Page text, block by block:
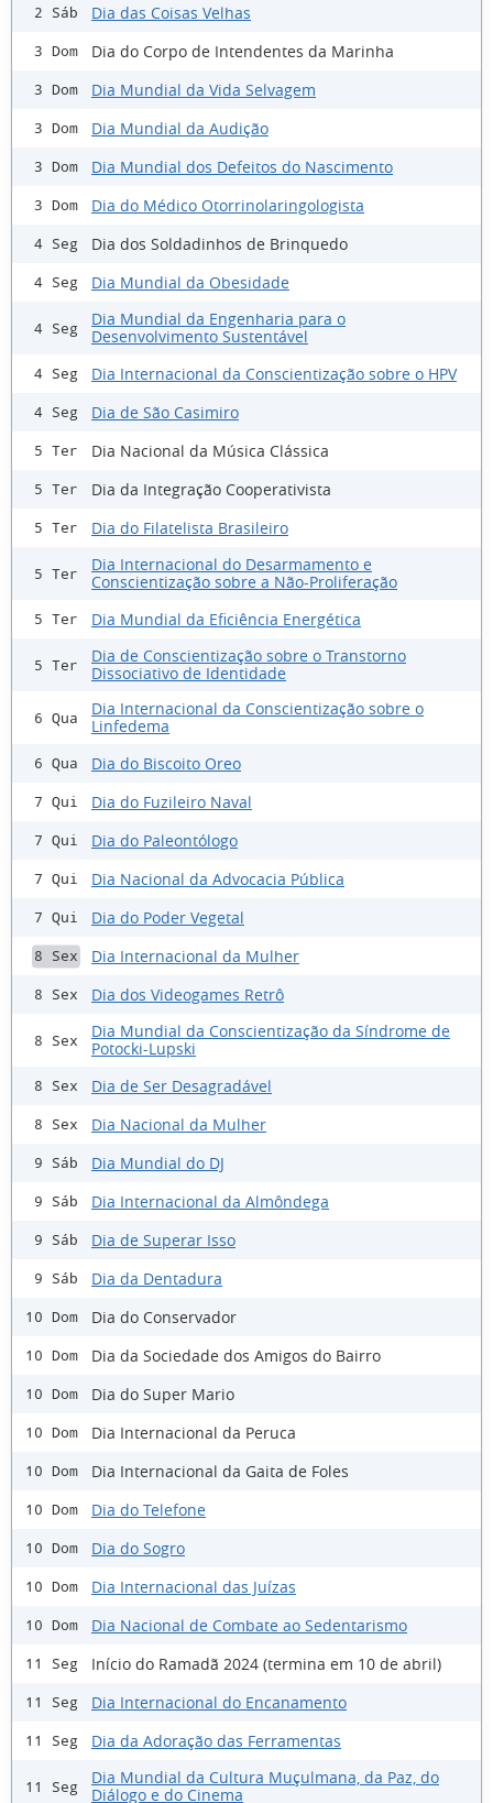
2 Sáb Dia das Coisas Velhas
3 Dom Dia do Corpo de Intendentes da Marinha
3 Dom Dia Mundial da Vida Selvagem
3 Dom Dia Mundial da Audição
3 Dom Dia Mundial dos Defeitos do Nascimento
3 Dom Dia do Médico Otorrinolaringologista
4 Seg Dia dos Soldadinhos de Brinquedo
4 Seg Dia Mundial da Obesidade
4 Seg
Dia Mundial da Engenharia para o
Desenvolvimento Sustentável
4 Seg Dia Internacional da Conscientização sobre o HPV
4 Seg Dia de São Casimiro
5 Ter Dia Nacional da Música Clássica
5 Ter Dia da Integração Cooperativista
5 Ter Dia do Filatelista Brasileiro
5 Ter
Dia Internacional do Desarmamento e
Conscientização sobre a Não-Proliferação
5 Ter Dia Mundial da Eficiência Energética
5 Ter
Dia de Conscientização sobre o Transtorno
Dissociativo de Identidade
6 Qua
Dia Internacional da Conscientização sobre o
Linfedema
6 Qua Dia do Biscoito Oreo
7 Qui Dia do Fuzileiro Naval
7 Qui Dia do Paleontólogo
7 Qui Dia Nacional da Advocacia Pública
7 Qui Dia do Poder Vegetal
8 Sex Dia Internacional da Mulher
8 Sex Dia dos Videogames Retrô
8 Sex
Dia Mundial da Conscientização da Síndrome de
Potocki-Lupski
8 Sex Dia de Ser Desagradável
8 Sex Dia Nacional da Mulher
9 Sáb Dia Mundial do DJ
9 Sáb Dia Internacional da Almôndega
9 Sáb Dia de Superar Isso
9 Sáb Dia da Dentadura
10 Dom Dia do Conservador
10 Dom Dia da Sociedade dos Amigos do Bairro
10 Dom Dia do Super Mario
10 Dom Dia Internacional da Peruca
10 Dom Dia Internacional da Gaita de Foles
10 Dom Dia do Telefone
10 Dom Dia do Sogro
10 Dom Dia Internacional das Juízas
10 Dom Dia Nacional de Combate ao Sedentarismo
11 Seg Início do Ramadã 2024 (termina em 10 de abril)
11 Seg Dia Internacional do Encanamento
11 Seg Dia da Adoração das Ferramentas
11 Seg
Dia Mundial da Cultura Muçulmana, da Paz, do
Diálogo e do Cinema